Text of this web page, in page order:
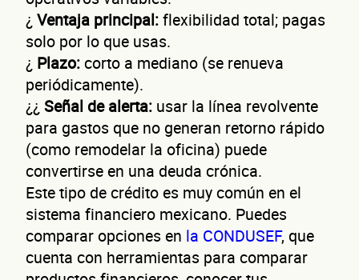
¿ Ventaja principal:flexibilidad total; pagas
solo por lo que usas.
¿ Plazo:corto a mediano (se renueva
periódicamente).
¿¿ Señal de alerta: usar la línea revolvente
para gastos que no generan retorno rápido
(como remodelar la oficina) puede
convertirse en una deuda crónica.
Este tipo de crédito es muy común en el
sistema financiero mexicano. Puedes
comparar opciones en la CONDUSEF, que
cuenta con herramientas para comparar